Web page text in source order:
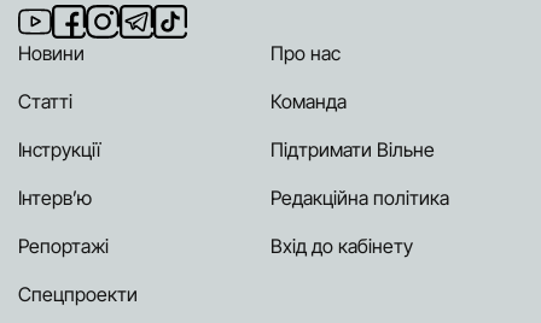
Новини
Статті
Інструкції
Інтерв’ю
Репортажі
Спецпроекти
Про нас
Команда
Підтримати Вільне
Редакційна політика
Вхід до кабінету